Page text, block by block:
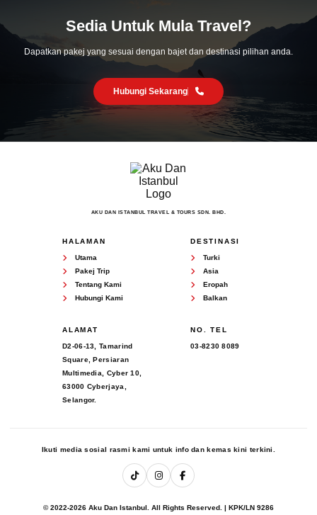
Sedia Untuk Mula Travel?
Dapatkan pakej yang sesuai dengan bajet dan destinasi pilihan anda.
Hubungi Sekarang
AKU DAN ISTANBUL TRAVEL & TOURS SDN. BHD.
HALAMAN
Utama
Pakej Trip
Tentang Kami
Hubungi Kami
DESTINASI
Turki
Asia
Eropah
Balkan
ALAMAT
D2-06-13, Tamarind
Square, Persiaran
Multimedia, Cyber 10,
63000 Cyberjaya,
Selangor.
NO. TEL
03-8230 8089
Ikuti media sosial rasmi kami untuk info dan kemas kini terkini.
© 2022-2026 Aku Dan Istanbul. All Rights Reserved. | KPK/LN 9286